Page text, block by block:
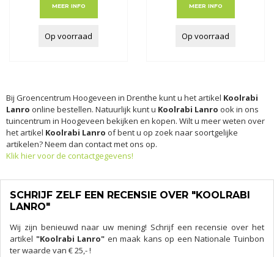
MEER INFO
Op voorraad
MEER INFO
Op voorraad
Bij Groencentrum Hoogeveen in Drenthe kunt u het artikel Koolrabi
Lanro online bestellen. Natuurlijk kunt u Koolrabi Lanro ook in ons
tuincentrum in Hoogeveen bekijken en kopen. Wilt u meer weten over
het artikel Koolrabi Lanro of bent u op zoek naar soortgelijke
artikelen? Neem dan contact met ons op.
Klik hier voor de contactgegevens!
SCHRIJF ZELF EEN RECENSIE OVER "KOOLRABI
LANRO"
Wij zijn benieuwd naar uw mening! Schrijf een recensie over het
artikel "Koolrabi Lanro" en maak kans op een Nationale Tuinbon
ter waarde van € 25,- !